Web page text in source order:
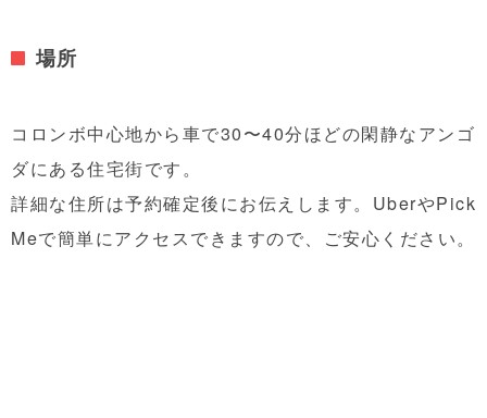
場所
コロンボ中心地から車で30〜40分ほどの閑静なアンゴ
ダにある住宅街です。
詳細な住所は予約確定後にお伝えします。UberやPick
Meで簡単にアクセスできますので、ご安心ください。